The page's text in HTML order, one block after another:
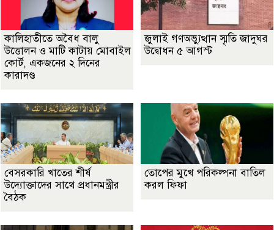
কালিহাতীতে অবৈধ বালু
উত্তোলন ও মাটি কাটায় মোবাইল
কোর্ট, একজনের ২ দিনের
কারাদণ্ড
জুলাই গণঅভ্যুত্থান স্মৃতি জাদুঘর
উদ্বোধন ৫ আগস্ট
বেসরকারি খাতের শীর্ষ
উদ্যোক্তাদের সাথে প্রধানমন্ত্রীর
বৈঠক
তোপের মুখে পরিকল্পনা বাতিল
করল ফিফা